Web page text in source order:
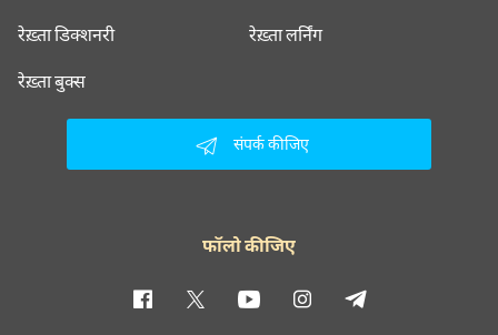
रेख़्ता डिक्शनरी रेख़्ता लर्निंग
रेख़्ता बुक्स
संपर्क कीजिए
फॉलो कीजिए